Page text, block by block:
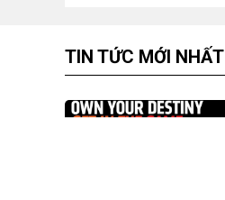
TIN TỨC MỚI NHẤT